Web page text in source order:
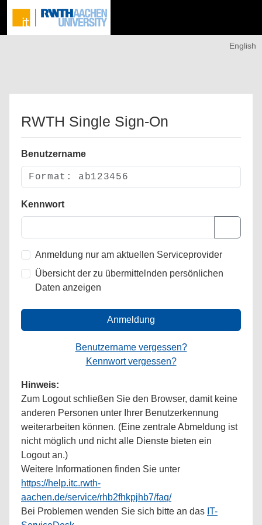
English
RWTH Single Sign-On
Benutzername
Kennwort
Anmeldung nur am aktuellen Serviceprovider
Übersicht der zu übermittelnden persönlichen
Daten anzeigen
Anmeldung
Benutzername vergessen?
Kennwort vergessen?
Hinweis:
Zum Logout schließen Sie den Browser, damit keine
anderen Personen unter Ihrer Benutzerkennung
weiterarbeiten können. (Eine zentrale Abmeldung ist
nicht möglich und nicht alle Dienste bieten ein
Logout an.)
Weitere Informationen finden Sie unter
https://help.itc.rwth-
aachen.de/service/rhb2fhkpjhb7/faq/
Bei Problemen wenden Sie sich bitte an das IT-